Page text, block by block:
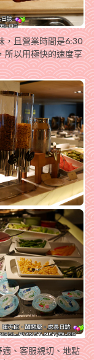
，且營業時間是6:30
所以用極快的速度享
、客服親切、地點